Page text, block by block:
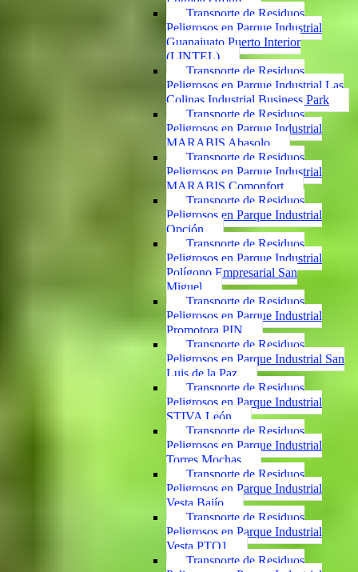
Transporte de Residuos
Peligrosos en Parque Industrial
Guanajuato Puerto Interior
(LINTEL)
Transporte de Residuos
Peligrosos en Parque Industrial Las
Colinas Industrial Business Park
Transporte de Residuos
Peligrosos en Parque Industrial
MARABIS Abasolo
Transporte de Residuos
Peligrosos en Parque Industrial
MARABIS Comonfort
Transporte de Residuos
Peligrosos en Parque Industrial
Opción
Transporte de Residuos
Peligrosos en Parque Industrial
Polígono Empresarial San
Miguel
Transporte de Residuos
Peligrosos en Parque Industrial
Promotora PIN
Transporte de Residuos
Peligrosos en Parque Industrial San
Luis de la Paz
Transporte de Residuos
Peligrosos en Parque Industrial
STIVA León
Transporte de Residuos
Peligrosos en Parque Industrial
Torres Mochas
Transporte de Residuos
Peligrosos en Parque Industrial
Vesta Bajío
Transporte de Residuos
Peligrosos en Parque Industrial
Vesta PTO1
Transporte de Residuos